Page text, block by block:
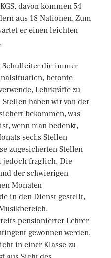
davon kommen 54
aus 18 Nationen. Zum
er einen leichten
Schulleiter die immer
betonte
Lehrkräfte zu
haben wir von der
bekommen, was
wenn man bedenkt,
sechs Stellen
zugesicherten Stellen
jedoch fraglich. Die
der schwierigen
Monaten
in den Dienst gestellt,
pensionierter Lehrer
gewonnen werden,
in einer Klasse zu